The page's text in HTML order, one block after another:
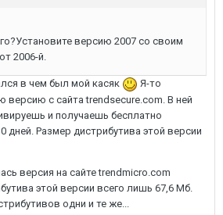
версию 2007 со своим
2006-й.
в чем был мой касяк
Я-то
версию с сайта trendsecure.com. В ней
и получаешь бесплатно
дней. Размер дистрибутива этой версии
версия на сайте trendmicro.com
этой версии всего лишь 67,6 Мб.
одни и те же...